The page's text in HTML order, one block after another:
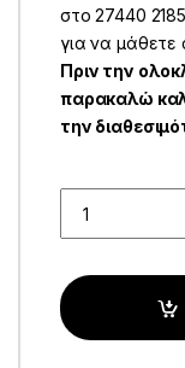
στο 27440
για να μάθετε
Πριν την
παρακαλώ
την